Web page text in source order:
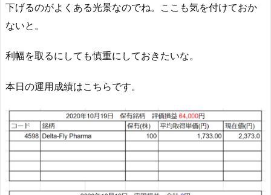
下げるのがよくある光景なのでね。ここも気を付けておか
ないと。
利幅を取るにしても慎重にしておきたいな。
本日の運用成績はこちらです。